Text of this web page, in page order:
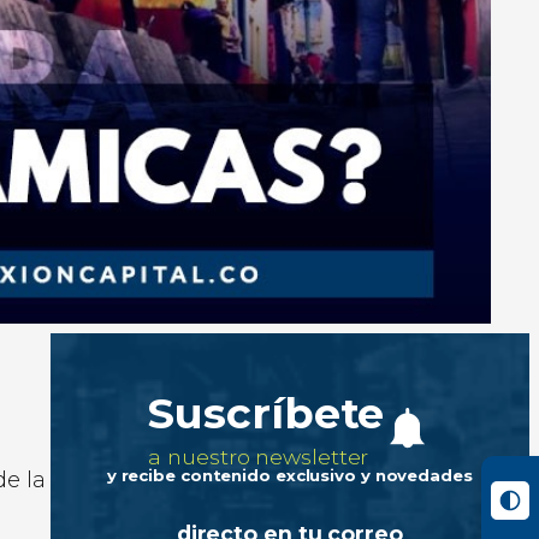
la
Suscríbete
a nuestro newsletter
y recibe contenido exclusivo y novedades
directo en tu correo